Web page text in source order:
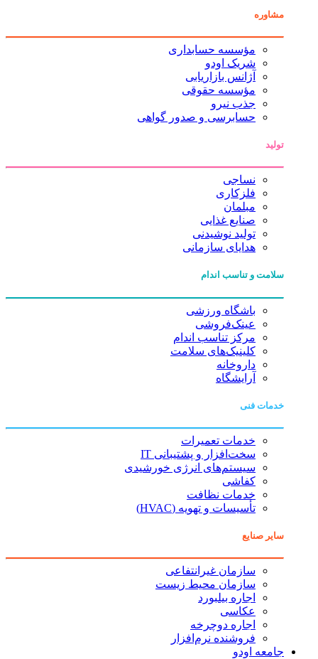
مشاوره
مؤسسه حسابداری
شریک اودو
آژانس بازاریابی
مؤسسه حقوقی
جذب نیرو
حسابرسی و صدور گواهی
تولید
نساجی
فلزکاری
مبلمان
صنایع غذایی
تولید نوشیدنی
هدایای سازمانی
سلامت و تناسب اندام
باشگاه ورزشی
عینک‌فروشی
مرکز تناسب اندام
کلینیک‌های سلامت
داروخانه
آرایشگاه
خدمات فنی
خدمات تعمیرات
سخت‌افزار و پشتیبانی IT
سیستم‌های انرژی خورشیدی
کفاشی
خدمات نظافت
تأسیسات و تهویه (HVAC)
سایر صنایع
سازمان غیرانتفاعی
سازمان محیط زیست
اجاره بیلبورد
عکاسی
اجاره دوچرخه
فروشنده نرم‌افزار
جامعه اودو